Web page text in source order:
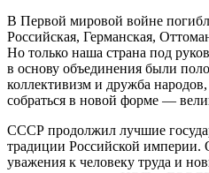
В Первой мировой войне
Российская, Германская,
Но только наша страна под
в основу объединения были
коллективизм и дружба
собраться в новой форме —
СССР продолжил лучшие
традиции Российской
уважения к человеку труда и